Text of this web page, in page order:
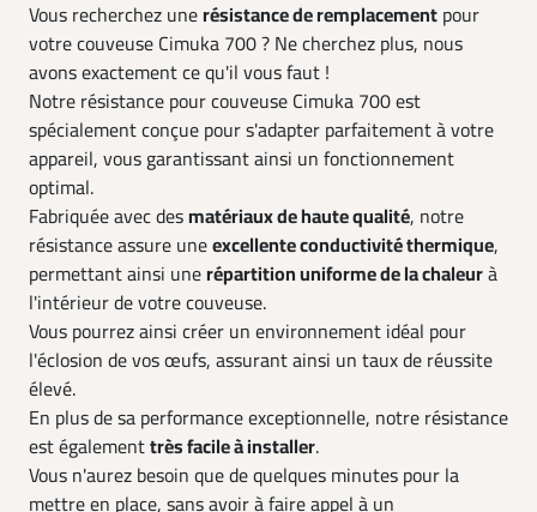
Vous recherchez unerésistance de remplacement pour
votre couveuse Cimuka 700 ? Ne cherchez plus, nous
avons exactement ce qu'il vous faut !
Notre résistance pour couveuse Cimuka 700 est
spécialement conçue pour s'adapter parfaitement à votre
appareil, vous garantissant ainsi un fonctionnement
optimal.
Fabriquée avec desmatériaux de haute qualité, notre
résistance assure uneexcellente conductivité thermique,
permettant ainsi unerépartition uniforme de la chaleurà
l'intérieur de votre couveuse.
Vous pourrez ainsi créer un environnement idéal pour
l'éclosion de vos œufs, assurant ainsi un taux de réussite
élevé.
En plus de sa performance exceptionnelle, notre résistance
est égalementtrès facile à installer.
Vous n'aurez besoin que de quelques minutes pour la
mettre en place, sans avoir à faire appel à un